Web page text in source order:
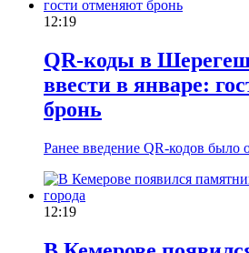
12:19
QR-коды в
ввести в январе:
бронь
Ранее введение QR-кодов было
12:19